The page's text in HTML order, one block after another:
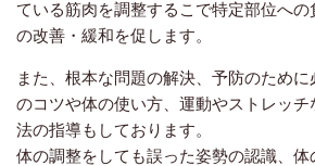
ている筋肉を調整するこで特定部位へ
の改善・緩和を促します。
また、根本な問題の解決、予防のため
のコツや体の使い方、運動やストレッ
法の指導もしております。
体の調整をしても誤った姿勢の認識、